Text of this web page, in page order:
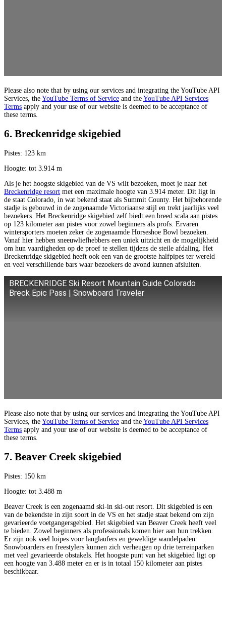
Please also note that by using our services and integrating the YouTube API
Services, the YouTube Terms of Service and the YouTube API Services
Terms apply and your use of our website is deemed to be acceptance of
these terms.
6. Breckenridge skigebied
Pistes: 123 km
Hoogte: tot 3.914 m
Als je het hoogste skigebied van de VS wilt bezoeken, moet je naar het
Breckenridge resort met een maximale hoogte van 3.914 meter. Dit ligt in
de staat Colorado, in wat bekend staat als Summit County. Het bijbehorende
stadje is gebouwd in de zogenaamde Victoriaanse stijl en trekt jaarlijks veel
bezoekers. Het Breckenridge skigebied zelf biedt een breed scala aan pistes
op 123 kilometer aan pistes voor zowel beginners als profs. Ervaren
wintersporters moeten zeker de zogenaamde Horseshoe Bowl bezoeken.
Vanaf hier hebben sneeuwliefhebbers een uniek uitzicht en de mogelijkheid
om hun vaardigheden op de proef te stellen tijdens de steile afdaling. Het
Breckenridge skigebied heeft ook een van de grootste halfpipes ter wereld
en veel verschillende bars waar bezoekers de avond kunnen afsluiten.
BRECKENRIDGE Ski Resort Mountain Guide Colorado
Breck Epic Pass | Snowboard Traveler
Please also note that by using our services and integrating the YouTube API
Services, the YouTube Terms of Service and the YouTube API Services
Terms apply and your use of our website is deemed to be acceptance of
these terms.
7. Beaver Creek skigebied
Pistes: 150 km
Hoogte: tot 3.488 m
Beaver Creek is een zogenaamd ski-in ski-out resort. Dit skigebied is een
van de bekendste in zijn soort in de VS en het stadje staat bekend om zijn
gevarieerde voetgangersgebied. Het skigebied van Beaver Creek heeft veel
te bieden. Zowel beginners als professionals komen hier aan hun trekken.
Er zijn ook veel loipes voor langlaufers en geweldige wandelpaden.
Snowboarders en freestylers kunnen zich verheugen op drie terreinparken
met veel gevarieerde obstakels. Het hoogste punt van het skigebied ligt op
een hoogte van 3.488 meter en er is in totaal 150 kilometer aan pistes
beschikbaar.